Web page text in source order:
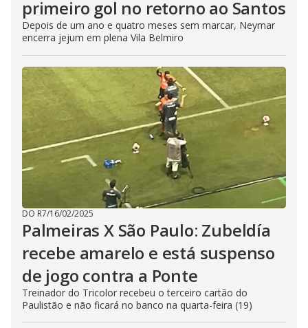
primeiro gol no retorno ao Santos
Depois de um ano e quatro meses sem marcar, Neymar
encerra jejum em plena Vila Belmiro
DO R7/16/02/2025
Palmeiras X São Paulo: Zubeldía
recebe amarelo e está suspenso
de jogo contra a Ponte
Treinador do Tricolor recebeu o terceiro cartão do
Paulistão e não ficará no banco na quarta-feira (19)